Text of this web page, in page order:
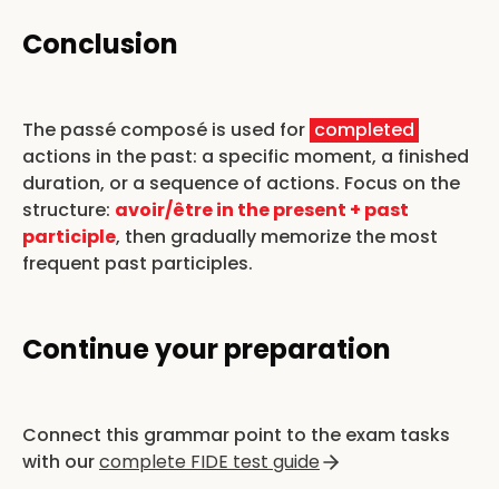
Conclusion
The passé composé is used for completed
actions in the past: a specific moment, a finished
duration, or a sequence of actions. Focus on the
structure: avoir/être in the present + past
participle, then gradually memorize the most
frequent past participles.
Continue your preparation
Connect this grammar point to the exam tasks
with ourcomplete FIDE test guide